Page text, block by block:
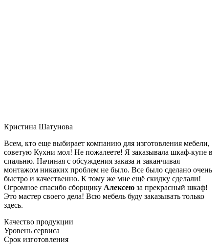
Кристина Шатунова
Всем, кто еще выбирает компанию для изготовления мебели,
советую Кухни мол! Не пожалеете! Я заказывала шкаф-купе в
спальню. Начиная с обсуждения заказа и заканчивая
монтажом никаких проблем не было. Все было сделано очень
быстро и качественно. К тому же мне ещё скидку сделали!
Огромное спасибо сборщику Алексею за прекрасный шкаф!
Это мастер своего дела! Всю мебель буду заказывать только
здесь.
Качество продукции
Уровень сервиса
Срок изготовления